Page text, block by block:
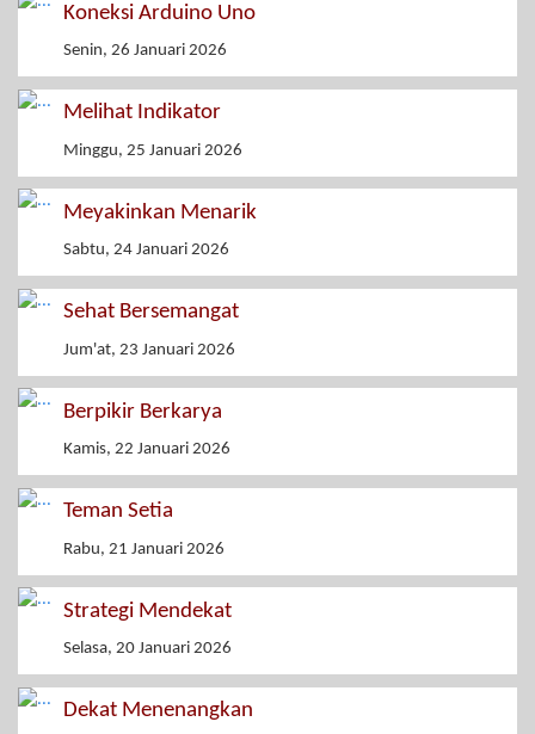
Koneksi Arduino Uno
Senin, 26 Januari 2026
Melihat Indikator
Minggu, 25 Januari 2026
Meyakinkan Menarik
Sabtu, 24 Januari 2026
Sehat Bersemangat
Jum'at, 23 Januari 2026
Berpikir Berkarya
Kamis, 22 Januari 2026
Teman Setia
Rabu, 21 Januari 2026
Strategi Mendekat
Selasa, 20 Januari 2026
Dekat Menenangkan